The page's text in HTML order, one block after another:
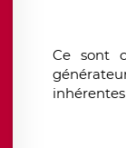
Ce sont